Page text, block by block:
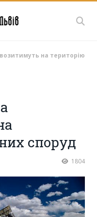
на територію
споруд
1804